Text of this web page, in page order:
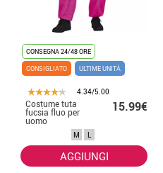
CONSEGNA 24/48 ORE
CONSIGLIATO
ULTIME UNITÀ
4.34/5.00
Costume tuta
fucsia fluo per
uomo
15.99€
M L
AGGIUNGI